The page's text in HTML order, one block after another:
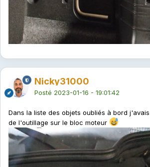
Nicky31000
Posté 2023-01-16 - 19:01:42
Dans la liste des objets oubliés à bord
de l'outillage sur le bloc moteur